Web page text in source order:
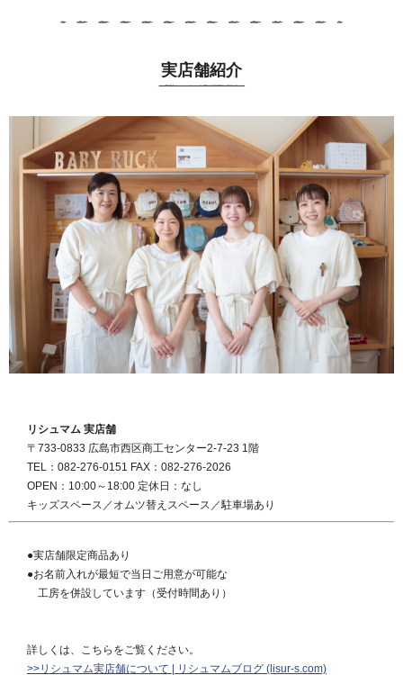
実店舗紹介
リシュマム 実店舗
〒733-0833 広島市西区商工センター2-7-23 1階
TEL：082-276-0151 FAX：082-276-2026
OPEN：10:00～18:00 定休日：なし
キッズスペース／オムツ替えスペース／駐車場あり
●実店舗限定商品あり
●お名前入れが最短で当日ご用意が可能な
工房を併設しています（受付時間あり）
詳しくは、こちらをご覧ください。
>>リシュマム実店舗について | リシュマムブログ (lisur-s.com)